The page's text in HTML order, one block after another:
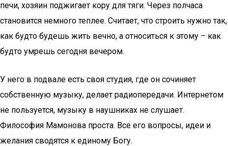
печи, хозяин поджигает кору для тяги. Через полчаса
становится немного теплее. Считает, что строить нужно так,
как будто будешь жить вечно, а относиться к этому – как
будто умрешь сегодня вечером.
У него в подвале есть своя студия, где он сочиняет
собственную музыку, делает радиопередачи. Интернетом
не пользуется, музыку в наушниках не слушает.
Философия Мамонова проста. Все его вопросы, идеи и
желания сводятся к единому Богу.